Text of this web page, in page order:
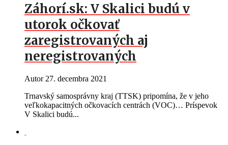
Záhorí.sk: V Skalici budú v
utorok očkovať
zaregistrovaných aj
neregistrovaných
Autor 27. decembra 2021
Trnavský samosprávny kraj (TTSK) pripomína, že v jeho
veľkokapacitných očkovacích centrách (VOC)… Príspevok
V Skalici budú...